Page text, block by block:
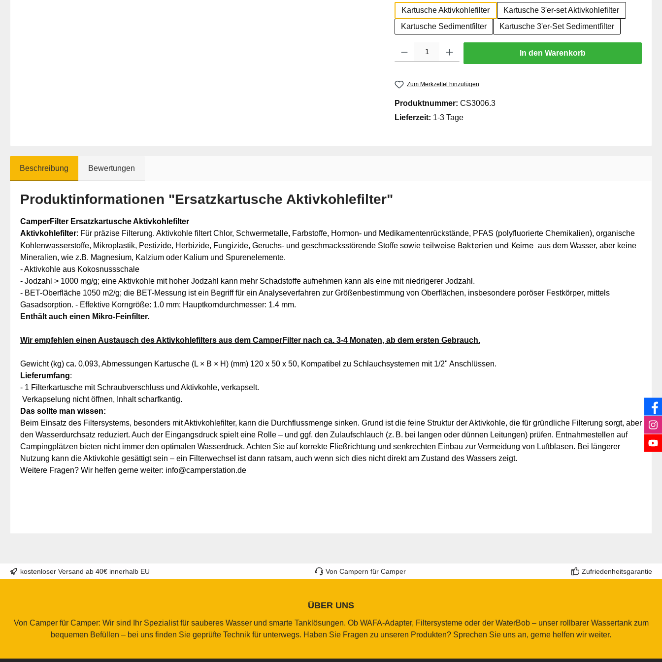
Kartusche Aktivkohlefilter
Kartusche 3'er-set Aktivkohlefilter
Kartusche Sedimentfilter
Kartusche 3'er-Set Sedimentfilter
In den Warenkorb
Zum Merkzettel hinzufügen
Produktnummer: CS3006.3
Lieferzeit: 1-3 Tage
Beschreibung Bewertungen
Produktinformationen "Ersatzkartusche Aktivkohlefilter"
CamperFilter Ersatzkartusche Aktivkohlefilter
Aktivkohlefilter: Für präzise Filterung. Aktivkohle filtertChlor, Schwermetalle, Farbstoffe, Hormon- und Medikamentenrückstände, PFAS (polyfluorierte Chemikalien), organische
Kohlenwasserstoffe, Mikroplastik, Pestizide, Herbizide, Fungizide, Geruchs- und geschmacksstörende Stoffe sowie teilweise Bakterien und Keime aus dem Wasser, aber keine
Mineralien, wie z.B. Magnesium, Kalzium oder Kalium und Spurenelemente.
- Aktivkohle aus Kokosnussschale
- Jodzahl > 1000 mg/g; eine Aktivkohle mit hoher Jodzahl kann mehr Schadstoffe aufnehmen kann als eine mit niedrigerer Jodzahl.
- BET-Oberfläche 1050 m2/g; die BET-Messung ist ein Begriff für ein Analyseverfahren zur Größenbestimmung von Oberflächen, insbesondere poröser Festkörper, mittels
Gasadsorption. - Effektive Korngröße: 1.0 mm; Hauptkorndurchmesser: 1.4 mm.
Enthält auch einen Mikro-Feinfilter.
Wir empfehlen einen Austausch des Aktivkohlefilters aus dem CamperFilter nach ca. 3-4 Monaten, ab dem ersten Gebrauch.
Gewicht (kg) ca. 0,093, Abmessungen Kartusche (L × B × H) (mm) 120 x 50 x 50, Kompatibel zu Schlauchsystemen mit 1/2" Anschlüssen.
Lieferumfang:
- 1 Filterkartusche mit Schraubverschluss und Aktivkohle, verkapselt.
Verkapselung nicht öffnen, Inhalt scharfkantig.
Das sollte man wissen:
Beim Einsatz des Filtersystems, besonders mit Aktivkohlefilter, kann die Durchflussmenge sinken. Grund ist die feine Struktur der Aktivkohle, die für gründliche Filterung sorgt, aber
den Wasserdurchsatz reduziert. Auch der Eingangsdruck spielt eine Rolle – und ggf. den Zulaufschlauch (z. B. bei langen oder dünnen Leitungen) prüfen. Entnahmestellen auf
Campingplätzen bieten nicht immer den optimalen Wasserdruck. Achten Sie auf korrekte Fließrichtung und senkrechten Einbau zur Vermeidung von Luftblasen. Bei längerer
Nutzung kann die Aktivkohle gesättigt sein – ein Filterwechsel ist dann ratsam, auch wenn sich dies nicht direkt am Zustand des Wassers zeigt.
Weitere Fragen? Wir helfen gerne weiter: info@camperstation.de
kostenloser Versand ab 40€ innerhalb EU Von Campern für Camper Zufriedenheitsgarantie
ÜBER UNS
Von Camper für Camper: Wir sind Ihr Spezialist für sauberes Wasser und smarte Tanklösungen. Ob WAFA-Adapter, Filtersysteme oder der WaterBob – unser rollbarer Wassertank zum
bequemen Befüllen – bei uns finden Sie geprüfte Technik für unterwegs. Haben Sie Fragen zu unseren Produkten? Sprechen Sie uns an, gerne helfen wir weiter.